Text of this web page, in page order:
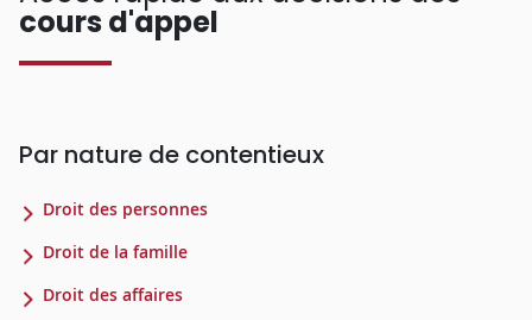
cours d'appel
Par nature de contentieux
Droit des personnes
Droit de la famille
Droit des affaires